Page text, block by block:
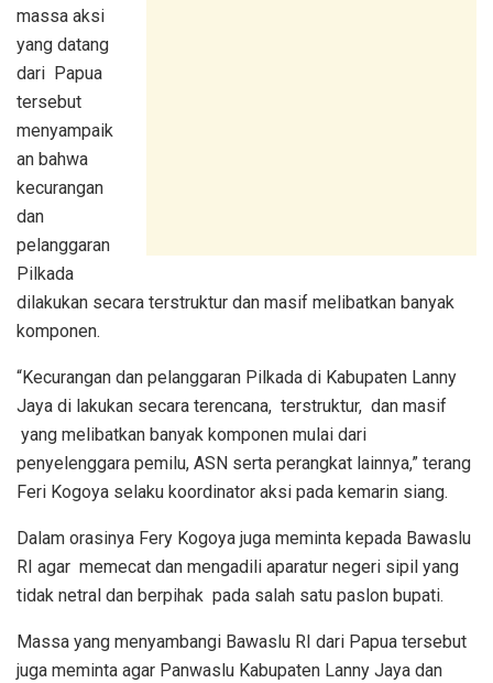
massa aksi
yang datang
dari Papua
tersebut
menyampaik
an bahwa
kecurangan
dan
pelanggaran
Pilkada
dilakukan secara terstruktur dan masif melibatkan banyak
komponen.
“Kecurangan dan pelanggaran Pilkada di Kabupaten Lanny
Jaya di lakukan secara terencana, terstruktur, dan masif
yang melibatkan banyak komponen mulai dari
penyelenggara pemilu, ASN serta perangkat lainnya,” terang
Feri Kogoya selaku koordinator aksi pada kemarin siang.
Dalam orasinya Fery Kogoya juga meminta kepada Bawaslu
RI agar memecat dan mengadili aparatur negeri sipil yang
tidak netral dan berpihak pada salah satu paslon bupati.
Massa yang menyambangi Bawaslu RI dari Papua tersebut
juga meminta agar Panwaslu Kabupaten Lanny Jaya dan